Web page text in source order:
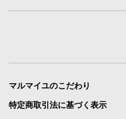
マルマイユのこだわり
特定商取引法に基づく表示